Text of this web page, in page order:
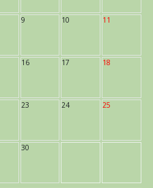
9 10 11
16 17 18
23 24 25
30